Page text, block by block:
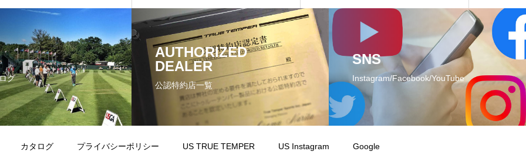
グ
AUTHORIZED
DEALER
公認特約店一覧
SNS
Instagram/Facebook/YouTube
カタログ プライバシーポリシー US TRUE TEMPER US Instagram Google